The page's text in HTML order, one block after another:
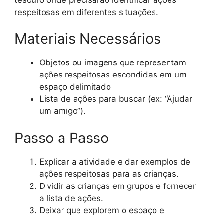
respeitosas em diferentes situações.
Materiais Necessários
Objetos ou imagens que representam
ações respeitosas escondidas em um
espaço delimitado
Lista de ações para buscar (ex: “Ajudar
um amigo”).
Passo a Passo
Explicar a atividade e dar exemplos de
ações respeitosas para as crianças.
Dividir as crianças em grupos e fornecer
a lista de ações.
Deixar que explorem o espaço e